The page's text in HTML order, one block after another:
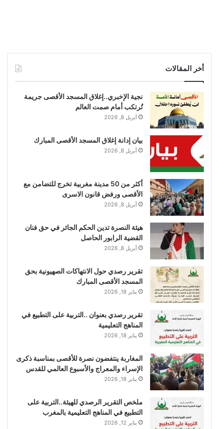
أخر المقالات
نجية الإخبري..إغلاق المسجد الأقصى جريمة
تُرتكب أمام صمت العالم
أبريل 8, 2026
بيان إدانة إغلاق المسجد الأقصى المبارك
أبريل 8, 2026
أكثر من 50 مدينة مغربية تخرج للتضامن مع
الأقصى ورفض قانون الاسرى
أبريل 8, 2026
هيئة النصرة تدين الحكم الجائر في حق فنان
القضية الرابور الحاصل
أبريل 8, 2026
تقرير رصدي حول الانتهاكات الصهيونية بحق
المسجد الأقصى المبارك
يناير 18, 2026
تقرير رصدي بعنوان ..التربية على التطبيع في
المناهج التعليمية
يناير 18, 2026
المغاربة ينتفضون نصرة للأقصى بمناسبة ذكرى
الإسراء والمعراج والأسبوع العالمي للقدس
يناير 18, 2026
ملخص التقرير الرصدي للهيئة..التربية على
التطبيع في المناهج التعليمية بالمغرب
يناير 12, 2026